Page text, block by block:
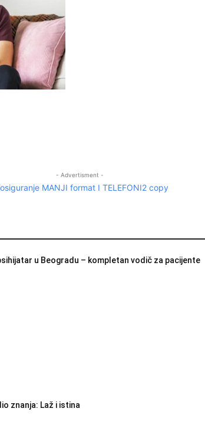
- Advertisment -
u Beogradu – kompletan vodič za pacijente
znanja: Laž i istina